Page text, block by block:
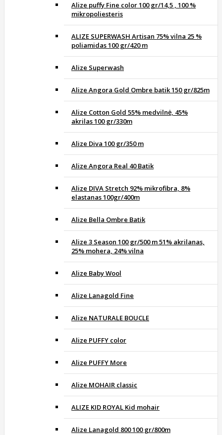
Alize puffy Fine color 100 gr/14,5 , 100 %
mikropoliesteris
ALIZE SUPERWASH Artisan 75% vilna 25 %
poliamidas 100 gr/420 m
Alize Superwash
Alize Angora Gold Ombre batik 150 gr/825m
Alize Cotton Gold 55% medvilnė, 45%
akrilas 100 gr/330m
Alize Diva 100 gr/350 m
Alize Angora Real 40 Batik
Alize DIVA Stretch 92% mikrofibra, 8%
elastanas 100gr/400m
Alize Bella Ombre Batik
Alize 3 Season 100 gr/500 m 51% akrilanas,
25% mohera, 24% vilna
Alize Baby Wool
Alize Lanagold Fine
Alize NATURALE BOUCLE
Alize PUFFY color
Alize PUFFY More
Alize MOHAIR classic
ALIZE KID ROYAL Kid mohair
Alize Lanagold 800 100 gr/800m